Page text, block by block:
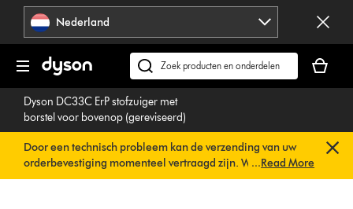
Navigatie
overslaan
Nederland
Zoek
op
dyson.nl
is
Dyson DC33C ErP stofzuiger met
borstel voor bovenop (gereviseerd)
Door een technisch probleem kan de verzending van uw
orderbevestiging momenteel vertraagd zijn. We werken al
aan een snelle oplossing.U hoeft verder niets te doen. Uw
...Read More